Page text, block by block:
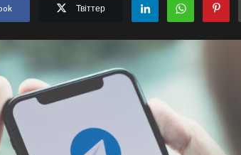
Твіттер